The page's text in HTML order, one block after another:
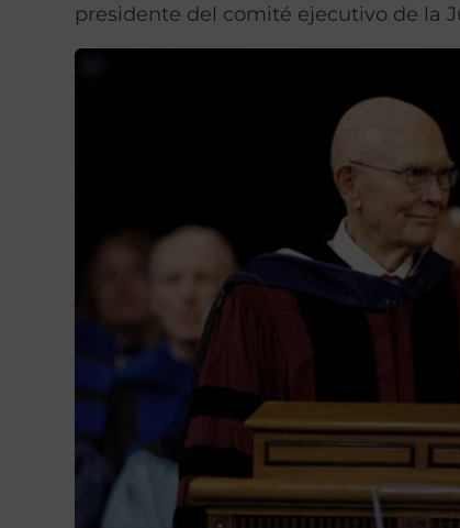
presidente del comité ejecutivo de la